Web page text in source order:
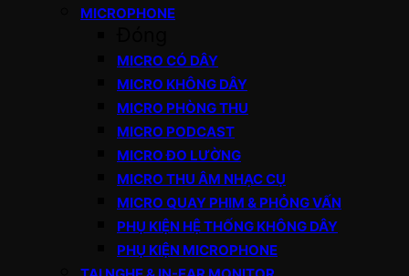
MICROPHONE
MICRO CÓ DÂY
MICRO KHÔNG DÂY
MICRO PHÒNG THU
MICRO PODCAST
MICRO ĐO LƯỜNG
MICRO THU ÂM NHẠC CỤ
MICRO QUAY PHIM & PHỎNG VẤN
PHỤ KIỆN HỆ THỐNG KHÔNG DÂY
PHỤ KIỆN MICROPHONE